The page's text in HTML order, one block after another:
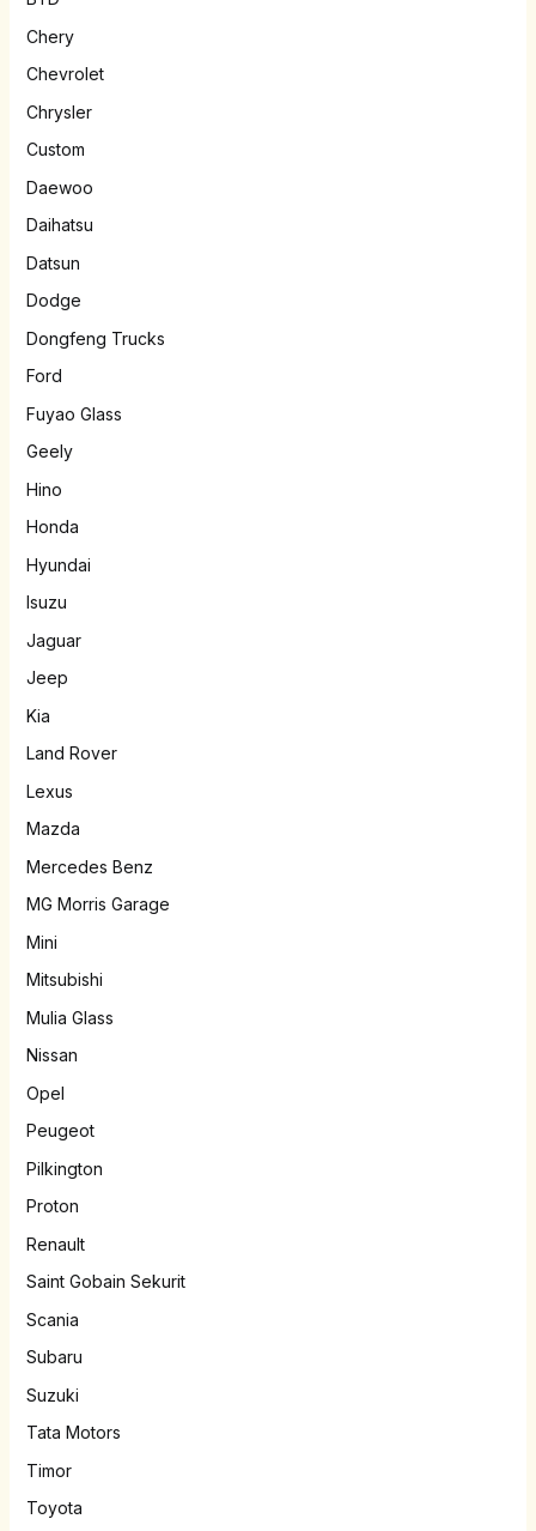
Chery
Chevrolet
Chrysler
Custom
Daewoo
Daihatsu
Datsun
Dodge
Dongfeng Trucks
Ford
Fuyao Glass
Geely
Hino
Honda
Hyundai
Isuzu
Jaguar
Jeep
Kia
Land Rover
Lexus
Mazda
Mercedes Benz
MG Morris Garage
Mini
Mitsubishi
Mulia Glass
Nissan
Opel
Peugeot
Pilkington
Proton
Renault
Saint Gobain Sekurit
Scania
Subaru
Suzuki
Tata Motors
Timor
Toyota